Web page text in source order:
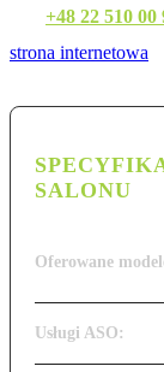
+48 22 510 00
strona internetowa
SALONU
Oferowane
Usługi ASO: